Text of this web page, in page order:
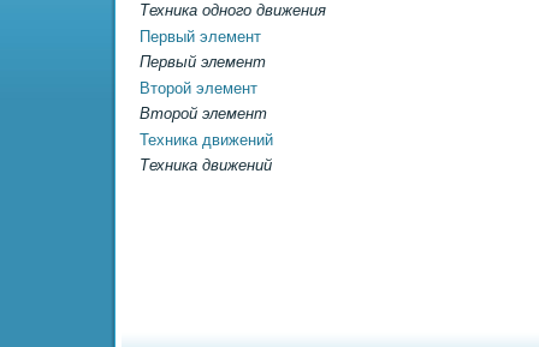
Техника одного движения
Первый элемент
Первый элемент
Второй элемент
Второй элемент
Техника движений
Техника движений